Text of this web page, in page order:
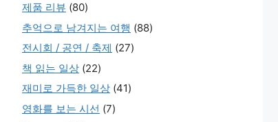
제품 리뷰 (80)
추억으로 남겨지는 여행 (88)
전시회 / 공연 / 축제 (27)
책 읽는 일상 (22)
재미로 가득한 일상 (41)
영화를 보는 시선 (7)